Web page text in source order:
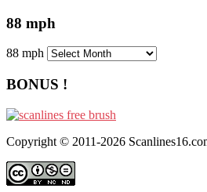
88 mph
88 mph
BONUS !
Copyright © 2011-2026